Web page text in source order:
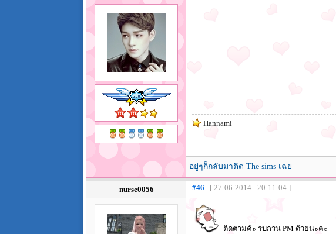
Hannami
อยู่ๆก็กลับมาติด The sims เฉย
nurse0056 #46 [ 27-06-2014 - 20:11:04 ]
ติดตามค้ะ รบกวน PM ด้วยนะคะ